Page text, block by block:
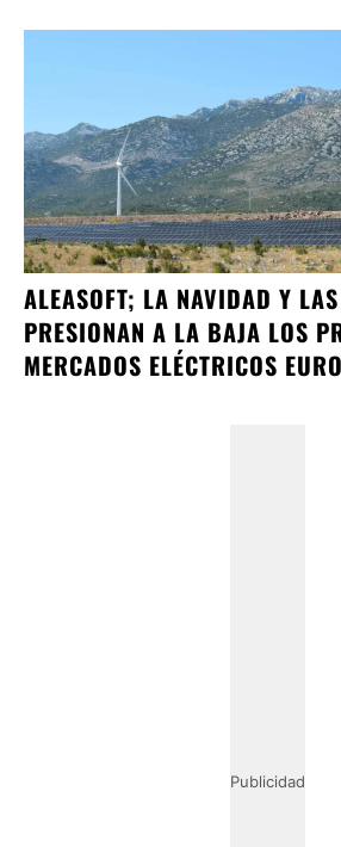
ALEASOFT; LA NAVIDAD Y
PRESIONAN A LA BAJA LOS
MERCADOS ELÉCTRICOS
Publicidad